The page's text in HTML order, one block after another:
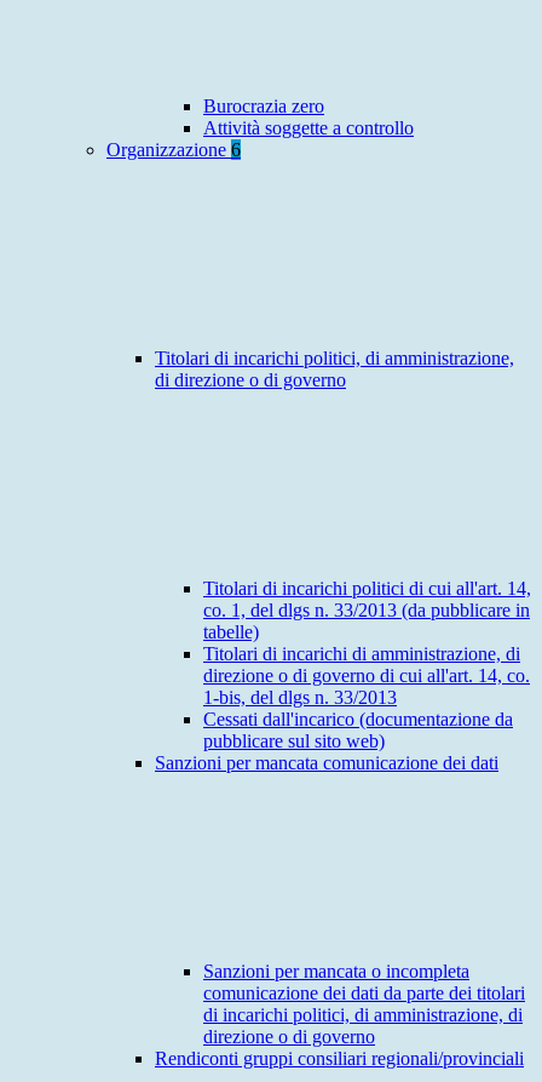
Burocrazia zero
Attività soggette a controllo
Organizzazione 6
Titolari di incarichi politici, di amministrazione,
di direzione o di governo
Titolari di incarichi politici di cui all'art. 14,
co. 1, del dlgs n. 33/2013 (da pubblicare in
tabelle)
Titolari di incarichi di amministrazione, di
direzione o di governo di cui all'art. 14, co.
1-bis, del dlgs n. 33/2013
Cessati dall'incarico (documentazione da
pubblicare sul sito web)
Sanzioni per mancata comunicazione dei dati
Sanzioni per mancata o incompleta
comunicazione dei dati da parte dei titolari
di incarichi politici, di amministrazione, di
direzione o di governo
Rendiconti gruppi consiliari regionali/provinciali